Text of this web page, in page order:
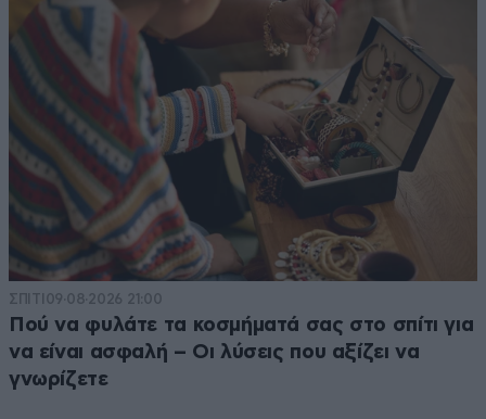
ΣΠΙΤΙ 09·08·2026 21:00
Πού να φυλάτε τα κοσμήματά σας στο σπίτι για
να είναι ασφαλή – Οι λύσεις που αξίζει να
γνωρίζετε